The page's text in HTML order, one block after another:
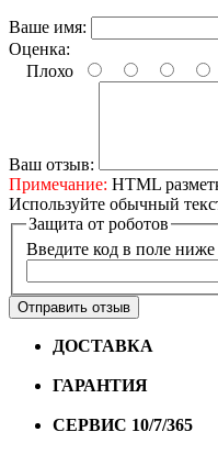
Ваше имя:
Оценка:
Плохо
Ваш отзыв:
Примечание: HTML
Используйте обычный
Защита от роботов
Введите код в поле ниже
Отправить отзыв
ДОСТАВКА
ГАРАНТИЯ
СЕРВИС 10/7/365